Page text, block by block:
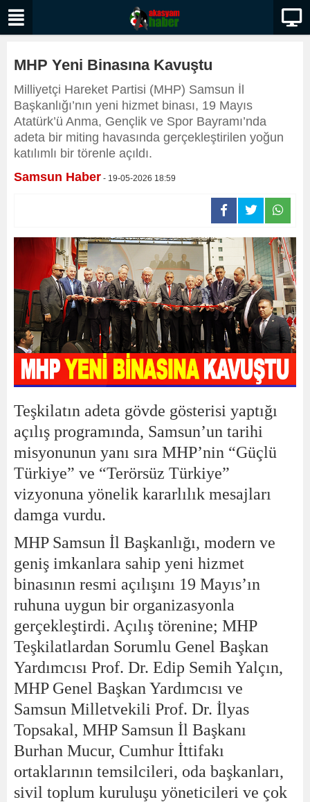
MHP Yeni Binasına Kavuştu
Milliyetçi Hareket Partisi (MHP) Samsun İl
Başkanlığı’nın yeni hizmet binası, 19 Mayıs
Atatürk’ü Anma, Gençlik ve Spor Bayramı’nda
adeta bir miting havasında gerçekleştirilen yoğun
katılımlı bir törenle açıldı.
Samsun Haber - 19-05-2026 18:59
Teşkilatın adeta gövde gösterisi yaptığı
açılış programında, Samsun’un tarihi
misyonunun yanı sıra MHP’nin “Güçlü
Türkiye” ve “Terörsüz Türkiye”
vizyonuna yönelik kararlılık mesajları
damga vurdu.
MHP Samsun İl Başkanlığı, modern ve
geniş imkanlara sahip yeni hizmet
binasının resmi açılışını 19 Mayıs’ın
ruhuna uygun bir organizasyonla
gerçekleştirdi. Açılış törenine; MHP
Teşkilatlardan Sorumlu Genel Başkan
Yardımcısı Prof. Dr. Edip Semih Yalçın,
MHP Genel Başkan Yardımcısı ve
Samsun Milletvekili Prof. Dr. İlyas
Topsakal, MHP Samsun İl Başkanı
Burhan Mucur, Cumhur İttifakı
ortaklarının temsilcileri, oda başkanları,
sivil toplum kuruluşu yöneticileri ve çok